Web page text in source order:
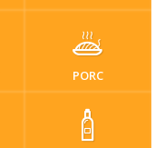
PORC